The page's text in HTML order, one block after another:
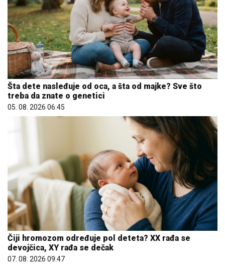
Šta dete nasleđuje od oca, a šta od majke? Sve što
treba da znate o genetici
05. 08. 2026 06:45
Čiji hromozom određuje pol deteta? XX rađa se
devojčica, XY rađa se dečak
07. 08. 2026 09:47